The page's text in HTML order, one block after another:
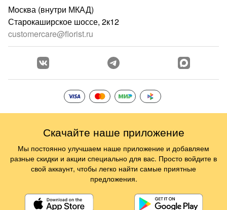
Москва (внутри МКАД)
Старокаширское шоссе, 2к12
customercare@florist.ru
Скачайте наше приложение
Мы постоянно улучшаем наше приложение и добавляем
разные скидки и акции специально для вас. Просто войдите в
свой аккаунт, чтобы легко найти самые приятные
предложения.